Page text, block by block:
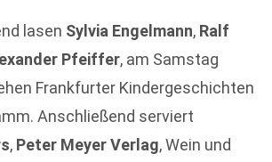
lasen Sylvia Engelmann, Ralf
Pfeiffer, am Samstag
Frankfurter Kindergeschichten
Anschließend serviert
, Peter Meyer Verlag, Wein und